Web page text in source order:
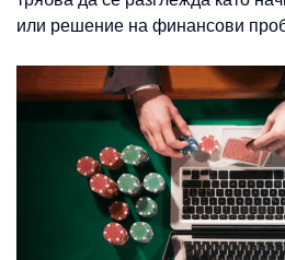
или решение на финансови